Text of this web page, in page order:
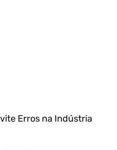
Erros na Indústria